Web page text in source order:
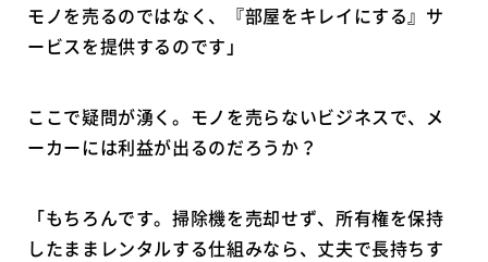
モノを売るのではなく、『部屋をキレイにする』サ
ービスを提供するのです」
ここで疑問が湧く。モノを売らないビジネスで、メ
ーカーには利益が出るのだろうか？
「もちろんです。掃除機を売却せず、所有権を保持
したままレンタルする仕組みなら、丈夫で長持ちす